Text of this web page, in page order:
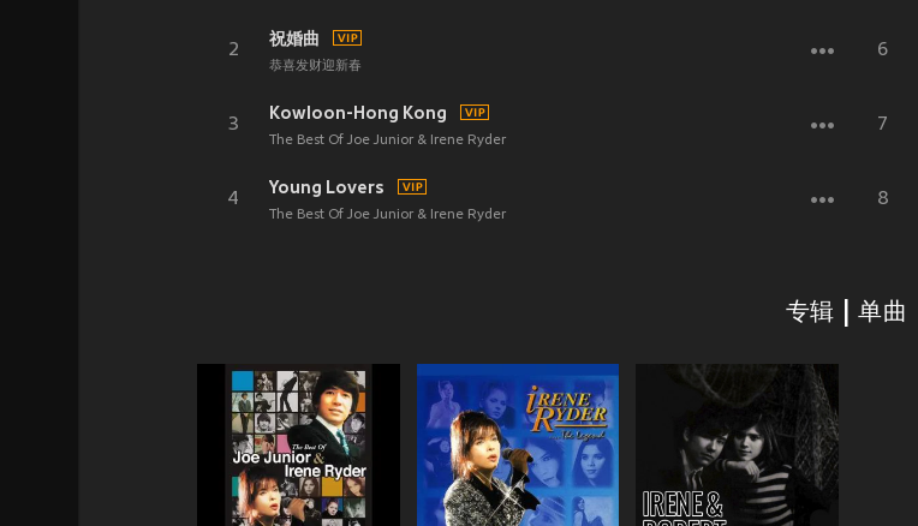
2
祝婚曲
恭喜发财迎新春
3
Kowloon-Hong Kong
The Best Of Joe Junior & Irene Ryder
4
Young Lovers
The Best Of Joe Junior & Irene Ryder
6
7
8
专辑 | 单曲